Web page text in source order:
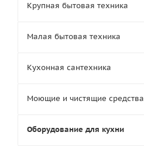
Крупная бытовая техника
Малая бытовая техника
Кухонная сантехника
Моющие и чистящие средства
Оборудование для кухни